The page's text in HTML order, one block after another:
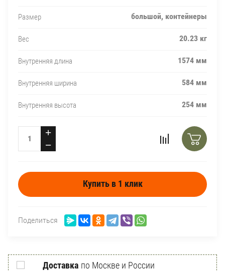
Размер большой, контейнеры
Вес 20.23 кг
Внутренняя длина 1574 мм
Внутренняя ширина 584 мм
Внутренняя высота 254 мм
+
−
Купить в 1 клик
Поделиться
Доставка по Москве и России